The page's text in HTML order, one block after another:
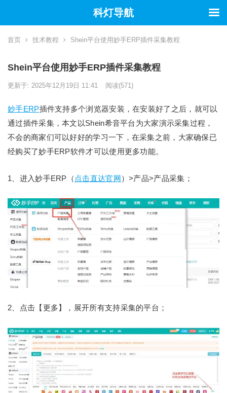
首页 技术教程 Shein平台使用妙手ERP插件采集教程
Shein平台使用妙手ERP插件采集教程
更新于: 2025年12月19日 11:41 阅读(571)
妙手ERP插件支持多个浏览器安装，在安装好了之后，就可以
通过插件采集，本文以Shein希音平台为大家演示采集过程，
不会的商家们可以好好的学习一下，在采集之前，大家确保已
经购买了妙手ERP软件才可以使用更多功能。
1、进入妙手ERP（ 点击直达官网）>产品>产品采集；
2、点击【更多】，展开所有支持采集的平台；
科灯导航